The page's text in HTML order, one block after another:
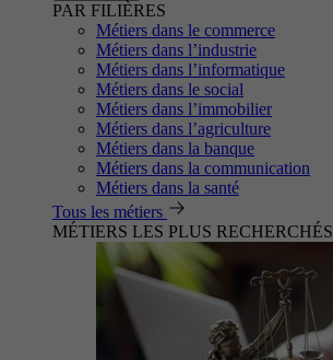
PAR FILIÈRES
Métiers dans le commerce
Métiers dans l’industrie
Métiers dans l’informatique
Métiers dans le social
Métiers dans l’immobilier
Métiers dans l’agriculture
Métiers dans la banque
Métiers dans la communication
Métiers dans la santé
Tous les métiers
MÉTIERS LES PLUS RECHERCHÉS